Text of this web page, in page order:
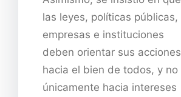
las leyes, políticas públicas,
empresas e instituciones
deben orientar sus acciones
hacia el bien de todos, y no
únicamente hacia intereses